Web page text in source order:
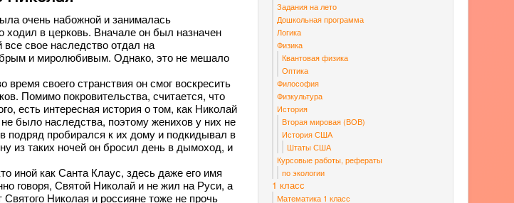
очень набожной и занималась
ходил в церковь. Вначале он был назначен
свое наследство отдал на
и миролюбивым. Однако, это не мешало
своего странствия он смог воскресить
Помимо покровительства, считается, что
есть интересная история о том, как Николай
было наследства, поэтому женихов у них не
подряд пробирался к их дому и подкидывал в
из таких ночей он бросил день в дымоход, и
иной как Санта Клаус, здесь даже его имя
говоря, Святой Николай и не жил на Руси, а
Николая и россияне тоже не прочь
Задания на лето
Дошкольная программа
Логика
Физика
Квантовая физика
Оптика
Философия
Физкультура
История
Вторая мировая (ВОВ)
История США
Штаты США
Курсовые работы, рефераты
по экологии
1 класс
Математика 1 класс